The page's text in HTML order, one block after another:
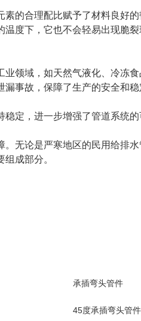
的合理配比赋予了材料良好
度下，它也不会轻易出现脆
领域，如天然气液化、冷冻
事故，保障了生产的安全和稳
定，进一步增强了管道系统的
无论是严寒地区的民用给排
成部分。
承插弯头管件
45度承插弯头管件